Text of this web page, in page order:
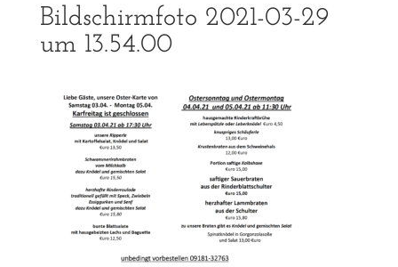
Bildschirmfoto 2021-03-29
um 13.54.00